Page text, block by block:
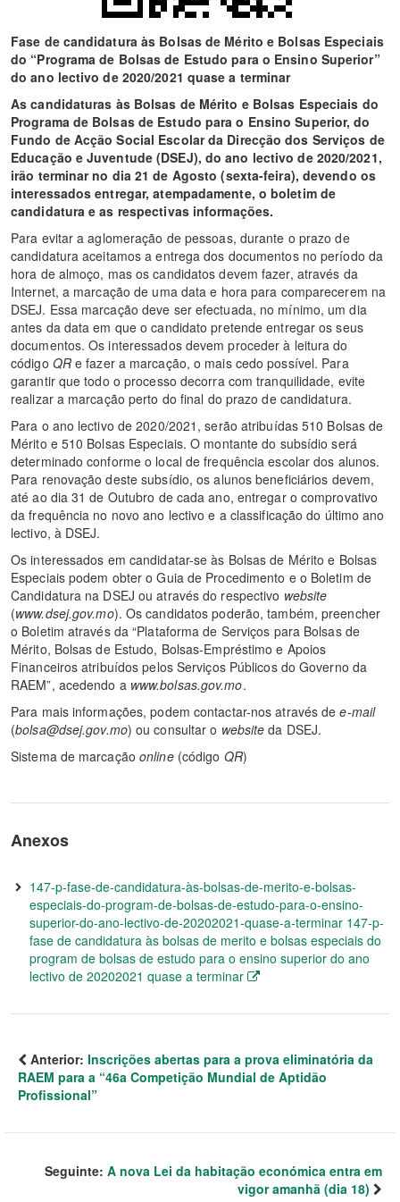
Fase de candidatura às Bolsas de Mérito e Bolsas Especiais
do “Programa de Bolsas de Estudo para o Ensino Superior”
do ano lectivo de 2020/2021 quase a terminar
As candidaturas às Bolsas de Mérito e Bolsas Especiais do
Programa de Bolsas de Estudo para o Ensino Superior, do
Fundo de Acção Social Escolar da Direcção dos Serviços de
Educação e Juventude (DSEJ), do ano lectivo de 2020/2021,
irão terminar no dia 21 de Agosto (sexta-feira), devendo os
interessados entregar, atempadamente, o boletim de
candidatura e as respectivas informações.
Para evitar a aglomeração de pessoas, durante o prazo de
candidatura aceitamos a entrega dos documentos no período da
hora de almoço, mas os candidatos devem fazer, através da
Internet, a marcação de uma data e hora para comparecerem na
DSEJ. Essa marcação deve ser efectuada, no mínimo, um dia
antes da data em que o candidato pretende entregar os seus
documentos. Os interessados devem proceder à leitura do
código QRe fazer a marcação, o mais cedo possível. Para
garantir que todo o processo decorra com tranquilidade, evite
realizar a marcação perto do final do prazo de candidatura.
Para o ano lectivo de 2020/2021, serão atribuídas 510 Bolsas de
Mérito e 510 Bolsas Especiais. O montante do subsídio será
determinado conforme o local de frequência escolar dos alunos.
Para renovação deste subsídio, os alunos beneficiários devem,
até ao dia 31 de Outubro de cada ano, entregar o comprovativo
da frequência no novo ano lectivo e a classificação do último ano
lectivo, à DSEJ.
Os interessados em candidatar-se às Bolsas de Mérito e Bolsas
Especiais podem obter o Guia de Procedimento e o Boletim de
Candidatura na DSEJ ou através do respectivo website
(www.dsej.gov.mo). Os candidatos poderão, também, preencher
o Boletim através da “Plataforma de Serviços para Bolsas de
Mérito, Bolsas de Estudo, Bolsas-Empréstimo e Apoios
Financeiros atribuídos pelos Serviços Públicos do Governo da
RAEM”, acedendo a www.bolsas.gov.mo.
Para mais informações, podem contactar-nos através dee-mail
(bolsa@dsej.gov.mo) ou consultar o website da DSEJ.
Sistema de marcação online(código QR)
Anexos
147-p-fase-de-candidatura-às-bolsas-de-merito-e-bolsas-
especiais-do-program-de-bolsas-de-estudo-para-o-ensino-
superior-do-ano-lectivo-de-20202021-quase-a-terminar 147-p-
fase de candidatura às bolsas de merito e bolsas especiais do
program de bolsas de estudo para o ensino superior do ano
lectivo de 20202021 quase a terminar
Anterior: Inscrições abertas para a prova eliminatória da
RAEM para a “46a Competição Mundial de Aptidão
Profissional”
Seguinte: A nova Lei da habitação económica entra em
vigor amanhã (dia 18)